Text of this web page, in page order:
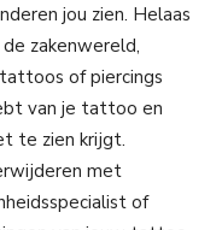
jou zien. Helaas
zakenwereld,
of piercings
van je tattoo en
te zien krijgt.
met
of